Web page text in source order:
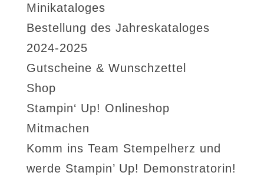
Minikataloges
Bestellung des Jahreskataloges
2024-2025
Gutscheine & Wunschzettel
Shop
Stampin‘ Up! Onlineshop
Mitmachen
Komm ins Team Stempelherz und
werde Stampin’ Up! Demonstratorin!